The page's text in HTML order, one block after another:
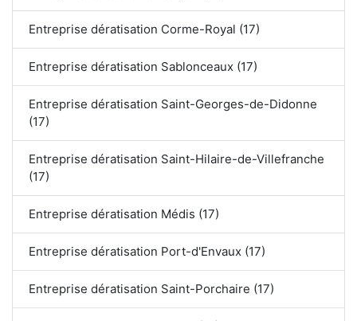
Entreprise dératisation Corme-Royal (17)
Entreprise dératisation Sablonceaux (17)
Entreprise dératisation Saint-Georges-de-Didonne
(17)
Entreprise dératisation Saint-Hilaire-de-Villefranche
(17)
Entreprise dératisation Médis (17)
Entreprise dératisation Port-d'Envaux (17)
Entreprise dératisation Saint-Porchaire (17)